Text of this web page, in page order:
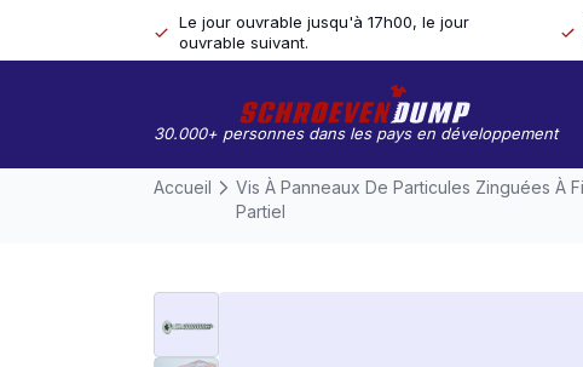
Le jour ouvrable jusqu'à 17h00, le jour
ouvrable suivant.
30.000+ personnes dans les pays en développement
Accueil
Vis À Panneaux De Particules Zinguées À
Partiel